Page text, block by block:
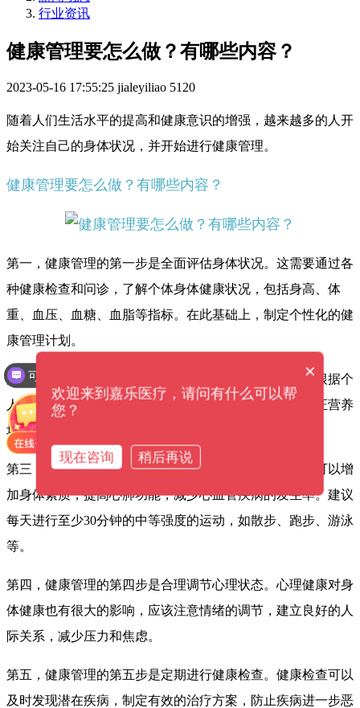
行业资讯
健康管理要怎么做？有哪些内容？
2023-05-16 17:55:25 jialeyiliao 5120
随着人们生活水平的提高和健康意识的增强，越来越多的人开
始关注自己的身体状况，并开始进行健康管理。
健康管理要怎么做？有哪些内容？
第一，健康管理的第一步是全面评估身体状况。这需要通过各
种健康检查和问诊，了解个体身体健康状况，包括身高、体
重、血压、血糖、血脂等指标。在此基础上，制定个性化的健
康管理计划。
第二，健康管理的第二步是制订科学合理的饮食方案。根据个
人身体状况和生活习惯，制定适合自己的饮食方案，保证营养
均衡，减少不必要的热量摄入。
第三，健康管理的第三步是注重运动锻炼。适当的运动可以增
加身体素质，提高心肺功能，减少心血管疾病的发生率。建议
每天进行至少30分钟的中等强度的运动，如散步、跑步、游泳
等。
第四，健康管理的第四步是合理调节心理状态。心理健康对身
体健康也有很大的影响，应该注意情绪的调节，建立良好的人
际关系，减少压力和焦虑。
第五，健康管理的第五步是定期进行健康检查。健康检查可以
及时发现潜在疾病，制定有效的治疗方案，防止疾病进一步恶
×
欢迎来到嘉乐医疗，请问有什么可以帮
您？
现在咨询 稍后再说